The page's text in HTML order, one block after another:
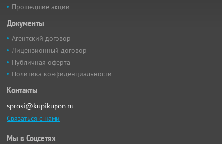
Прошедшие акции
Документы
Агентский договор
Лицензионный договор
Публичная оферта
Политика конфиденциальности
Контакты
sprosi@kupikupon.ru
Связаться с нами
Мы в Соцсетях